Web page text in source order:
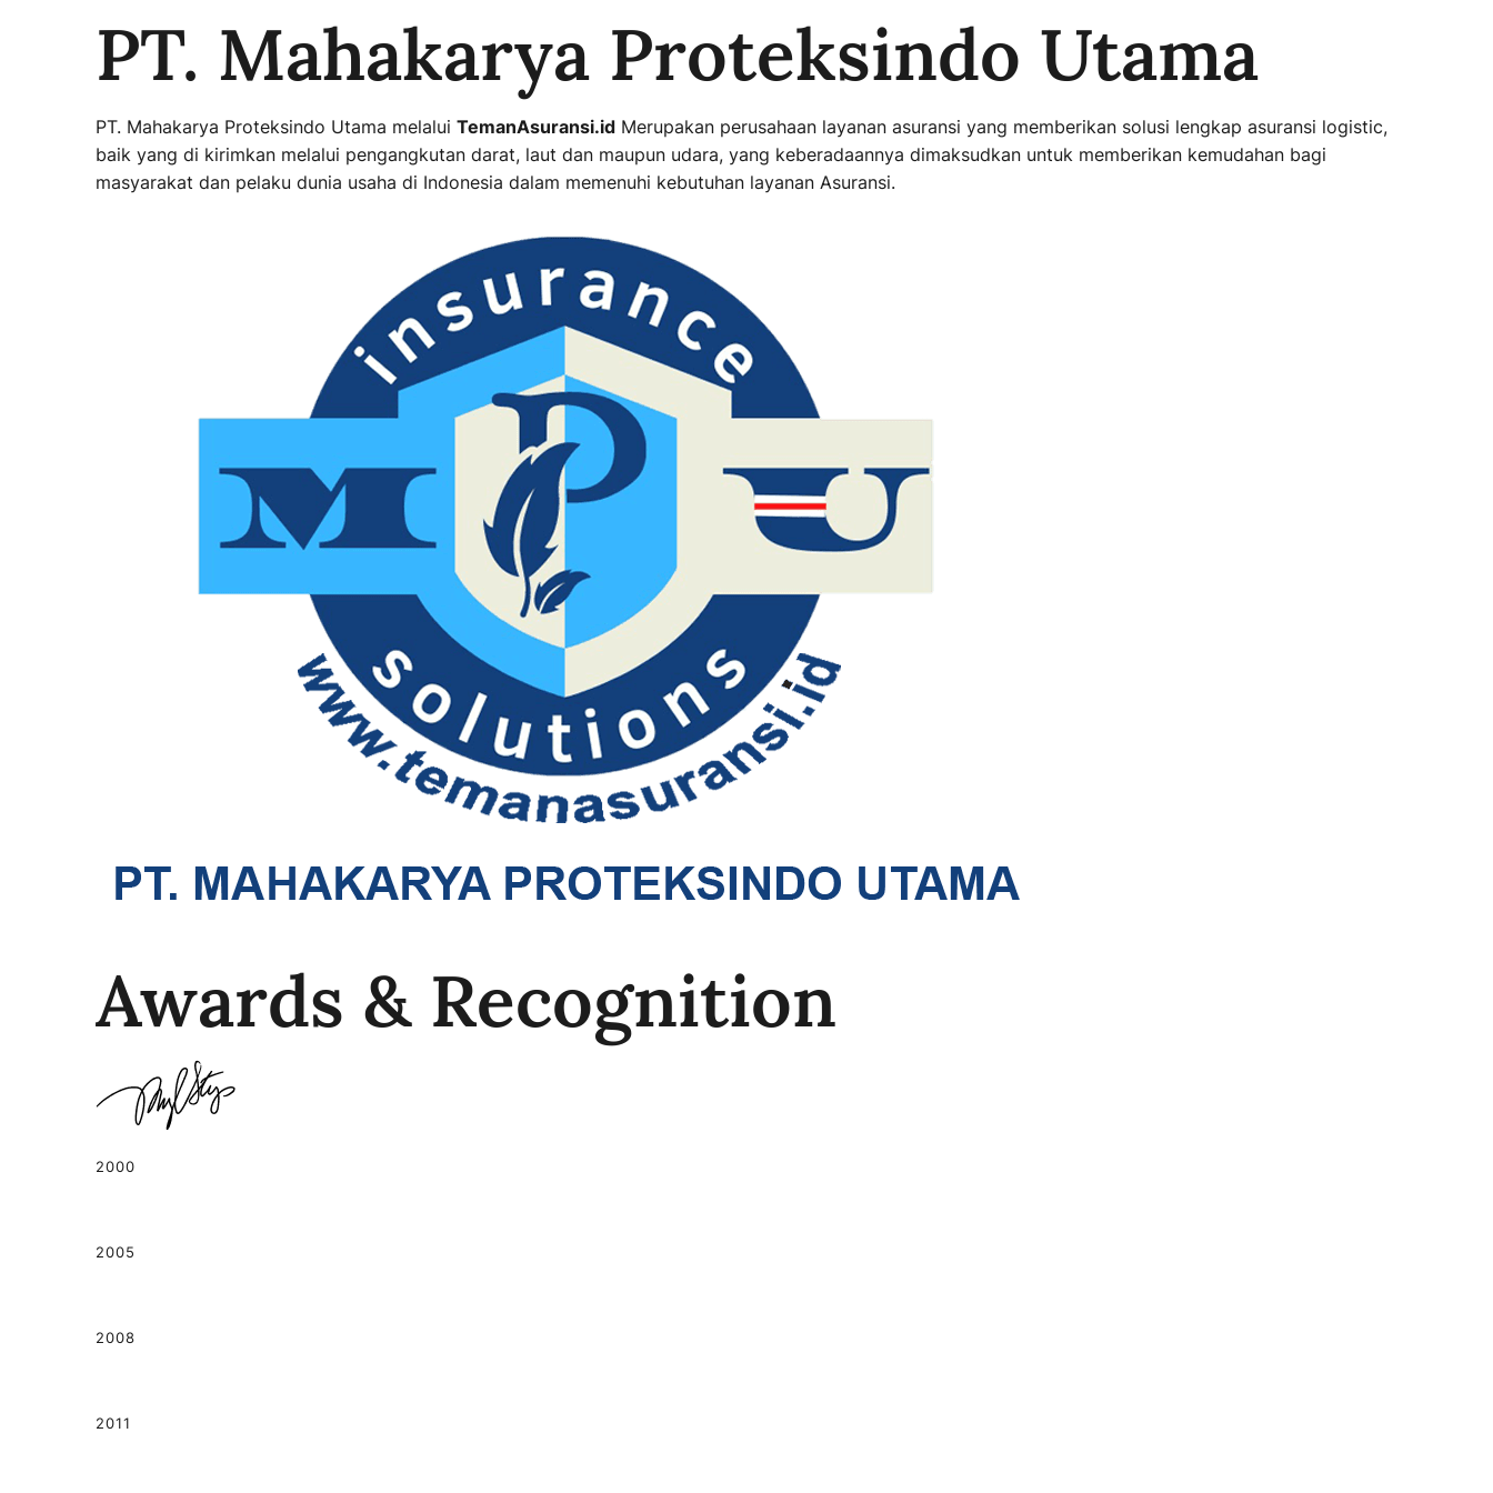
PT. Mahakarya Proteksindo Utama
PT. Mahakarya Proteksindo Utama melalui TemanAsuransi.id Merupakan perusahaan layanan asuransi yang memberikan solusi lengkap asuransi logistic,
baik yang di kirimkan melalui pengangkutan darat, laut dan maupun udara, yang keberadaannya dimaksudkan untuk memberikan kemudahan bagi
masyarakat dan pelaku dunia usaha di Indonesia dalam memenuhi kebutuhan layanan Asuransi.
Awards & Recognition
2000
2005
2008
2011